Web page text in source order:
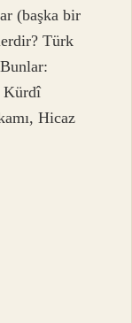
(başka bir
Türk
Kürdî
Hicaz